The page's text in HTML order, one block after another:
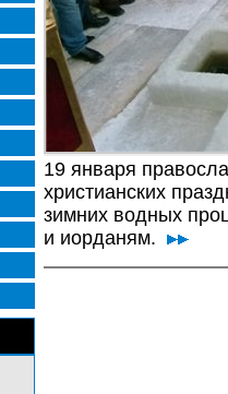
19 января
христианских
зимних водных
и иорданям.